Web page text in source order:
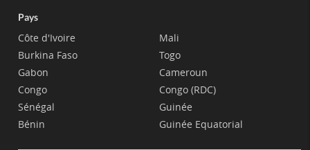
Pays
Côte d'Ivoire
Burkina Faso
Gabon
Congo
Sénégal
Bénin
Mali
Togo
Cameroun
Congo (RDC)
Guinée
Guinée Equatorial